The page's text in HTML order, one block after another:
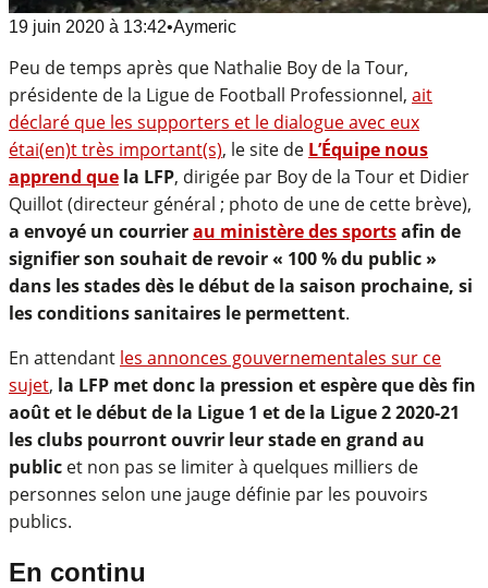
19 juin 2020 à 13:42•Aymeric
Peu de temps après que Nathalie Boy de la Tour,
présidente de la Ligue de Football Professionnel, ait
déclaré que les supporters et le dialogue avec eux
étai(en)t très important(s), le site de L’Équipe nous
apprend que la LFP, dirigée par Boy de la Tour et Didier
Quillot (directeur général ; photo de une de cette brève),
a envoyé un courrierau ministère des sportsafin de
signifier son souhait de revoir « 100 % du public »
dans les stades dès le début de la saison prochaine, si
les conditions sanitaires le permettent.
En attendant les annonces gouvernementales sur ce
sujet, la LFP met donc la pression et espère que dès fin
août et le début de la Ligue 1 et de la Ligue 2 2020-21
les clubs pourront ouvrir leur stade en grand au
public et non pas se limiter à quelques milliers de
personnes selon une jauge définie par les pouvoirs
publics.
En continu